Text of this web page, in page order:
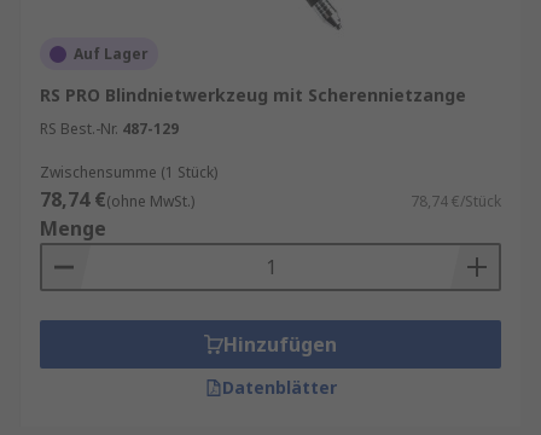
Auf Lager
RS PRO Blindnietwerkzeug mit Scherennietzange
RS Best.-Nr. 487-129
Zwischensumme (1 Stück)
78,74 €(ohne MwSt.) 78,74 €/Stück
Menge
Hinzufügen
Datenblätter